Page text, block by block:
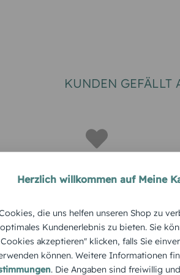
KUNDEN GEFÄLLT
e Bunte Kugeln
Herzlich willkommen auf Meine
die uns helfen unseren Shop zu
Kundenerlebnis zu bieten. Sie
akzeptieren" klicken, falls Sie
können. Weitere Informationen
. Die Angaben sind freiwillig